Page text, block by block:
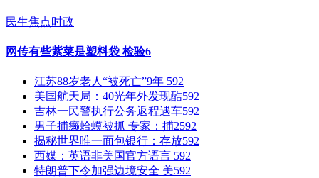
民生焦点时政
网传有些紫菜是塑料袋 检验6
江苏88岁老人“被死亡”9年 592
美国航天局：40光年外发现酷592
吉林一民警执行公务返程遇车592
男子捕癞蛤蟆被抓 专家：捕2592
揭秘世界唯一面包银行：存放592
西媒：英语非美国官方语言 592
特朗普下令加强边境安全 美592